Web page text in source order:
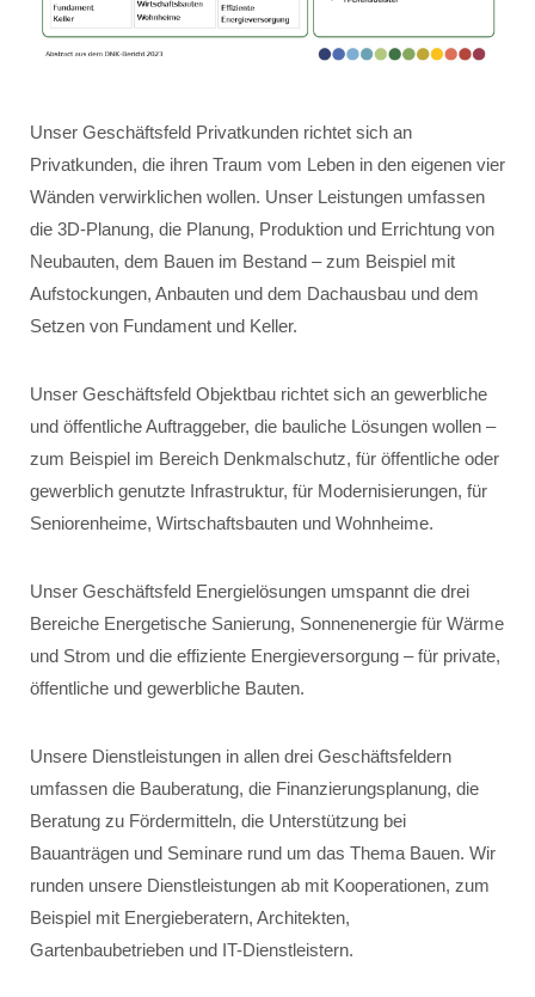
Unser Geschäftsfeld Privatkunden richtet sich an
Privatkunden, die ihren Traum vom Leben in den eigenen vier
Wänden verwirklichen wollen. Unser Leistungen umfassen
die 3D-Planung, die Planung, Produktion und Errichtung von
Neubauten, dem Bauen im Bestand – zum Beispiel mit
Aufstockungen, Anbauten und dem Dachausbau und dem
Setzen von Fundament und Keller.
Unser Geschäftsfeld Objektbau richtet sich an gewerbliche
und öffentliche Auftraggeber, die bauliche Lösungen wollen –
zum Beispiel im Bereich Denkmalschutz, für öffentliche oder
gewerblich genutzte Infrastruktur, für Modernisierungen, für
Seniorenheime, Wirtschaftsbauten und Wohnheime.
Unser Geschäftsfeld Energielösungen umspannt die drei
Bereiche Energetische Sanierung, Sonnenenergie für Wärme
und Strom und die effiziente Energieversorgung – für private,
öffentliche und gewerbliche Bauten.
Unsere Dienstleistungen in allen drei Geschäftsfeldern
umfassen die Bauberatung, die Finanzierungsplanung, die
Beratung zu Fördermitteln, die Unterstützung bei
Bauanträgen und Seminare rund um das Thema Bauen. Wir
runden unsere Dienstleistungen ab mit Kooperationen, zum
Beispiel mit Energieberatern, Architekten,
Gartenbaubetrieben und IT-Dienstleistern.